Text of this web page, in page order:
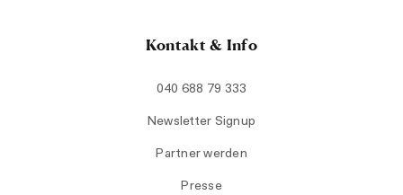
Kontakt & Info
040 688 79 333
Newsletter Signup
Partner werden
Presse